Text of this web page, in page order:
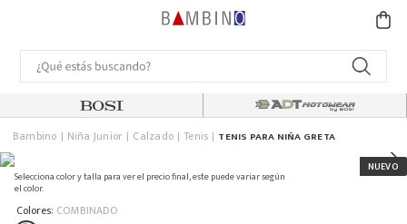
Bambino Niña Junior Calzado Tenis TENIS PARA NIÑA GRETA
Selecciona color y talla para ver el precio final, este puede variar según
el color.
Colores: COMBINADO